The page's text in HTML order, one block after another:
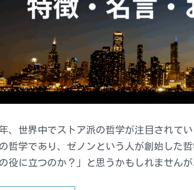
、世界中でストア派の哲学が注目されて
哲学であり、ゼノンという人が創始した
役に立つのか？」と思うかもしれません